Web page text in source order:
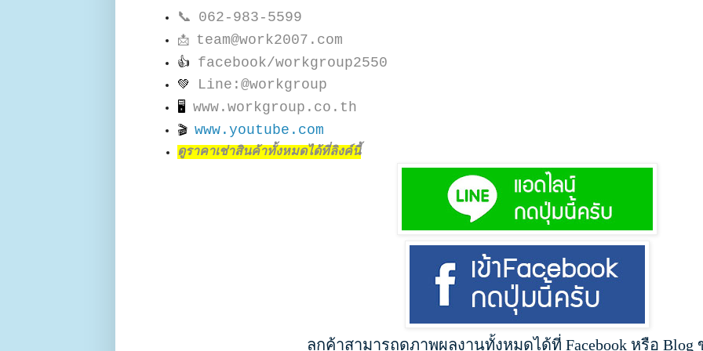
📞 062-983-5599
📩 team@work2007.com
👍 facebook/workgroup2550
💚 Line:@workgroup
🖥 www.workgroup.co.th
🎬 www.youtube.com
ดูราคาเช่าสินค้าทั้งหมดได้ที่ลิงค์นี้
ลูกค้าสามารถดูภาพผลงานทั้งหมดได้ที่ Facebook หรือ Blog